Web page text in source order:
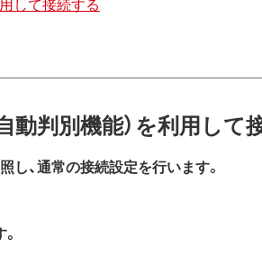
判別機能）を利用して
、通常の接続設定を行います。